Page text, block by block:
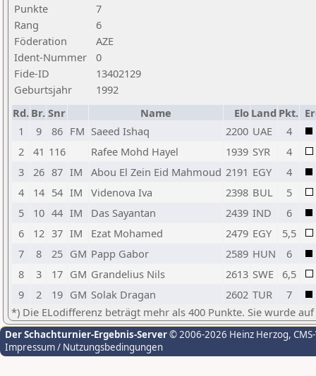
Punkte
7
Rang
6
Föderation
AZE
Ident-Nummer
0
Fide-ID
13402129
Geburtsjahr
1992
Rd. Br. Snr Name Elo Land Pkt.
1
9 86 FM Saeed Ishaq 2200 UAE
4
2
41 116 Rafee Mohd Hayel 1939 SYR
4
3
26 87 IM Abou El Zein Eid Mahmoud 2191 EGY
4
4
14 54 IM Videnova Iva 2398 BUL
5
5
10 44 IM Das Sayantan 2439 IND
6
6
12 37 IM Ezat Mohamed 2479 EGY
5,5
7
8 25 GM Papp Gabor 2589 HUN
6
8
3 17 GM Grandelius Nils 2613 SWE 6,5
9
2 19 GM Solak Dragan 2602 TUR
7
*) Die ELodifferenz beträgt mehr als 400 Punkte. Sie wurde
Der Schachturnier-Ergebnis-Server© 2006-2026 Heinz Herzog,
Impressum / Nutzungsbedingungen